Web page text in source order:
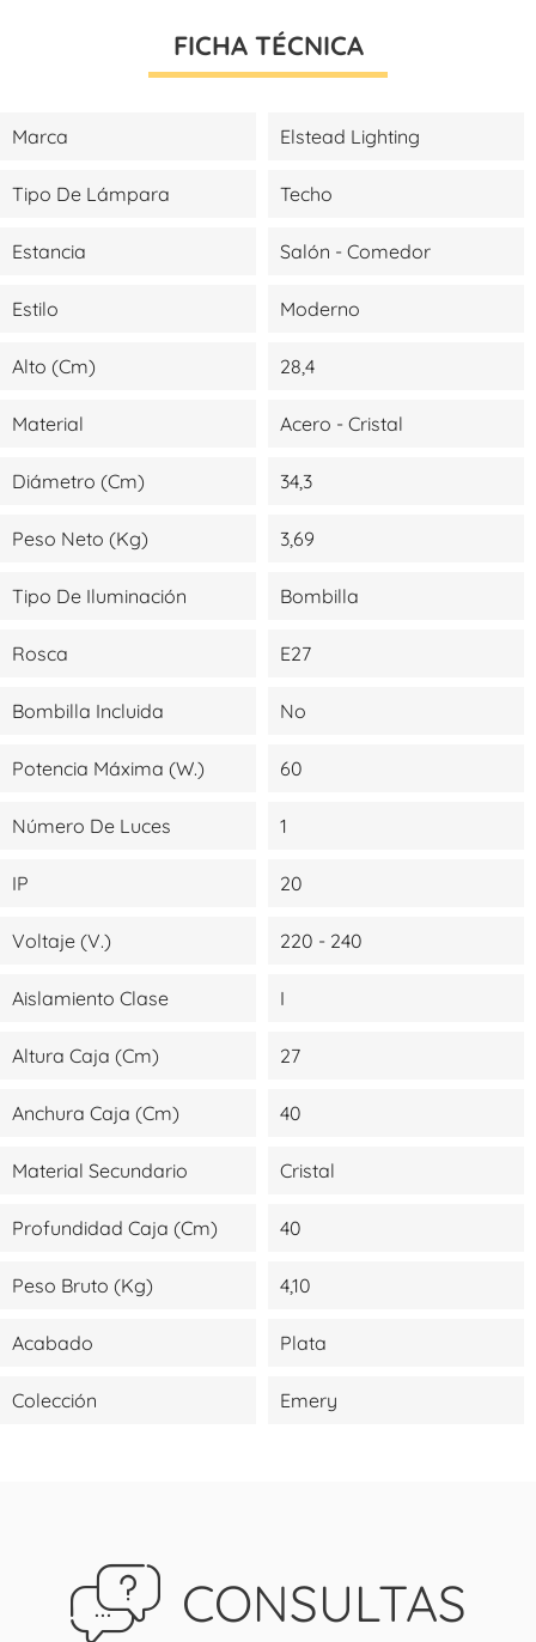
FICHA TÉCNICA
Marca Elstead Lighting
Tipo De Lámpara Techo
Estancia Salón - Comedor
Estilo Moderno
Alto (cm) 28,4
Material Acero - Cristal
Diámetro (cm) 34,3
Peso Neto (kg) 3,69
Tipo De Iluminación Bombilla
Rosca E27
Bombilla Incluida No
Potencia Máxima (W.) 60
Número De Luces 1
IP 20
Voltaje (V.) 220 - 240
Aislamiento Clase I
Altura Caja (cm) 27
Anchura Caja (cm) 40
Material Secundario Cristal
Profundidad Caja (cm) 40
Peso Bruto (kg) 4,10
Acabado Plata
Colección Emery
CONSULTAS